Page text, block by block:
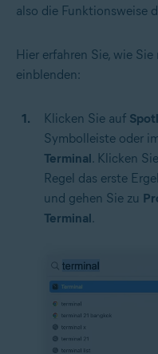
also die Funktionsweise
Hier erfahren Sie, wie
einblenden:
Klicken Sie auf
Symbolleiste oder
Terminal. Klicken
Regel das erste
und gehen Sie zu
Terminal.